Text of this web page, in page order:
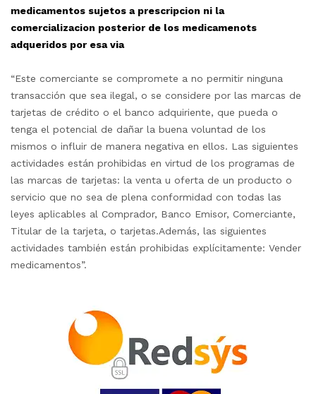
medicamentos sujetos a prescripcion ni la
comercializacion posterior de los medicamenots
adqueridos por esa via
“Este comerciante se compromete a no permitir ninguna
transacción que sea ilegal, o se considere por las marcas de
tarjetas de crédito o el banco adquiriente, que pueda o
tenga el potencial de dañar la buena voluntad de los
mismos o influir de manera negativa en ellos. Las siguientes
actividades están prohibidas en virtud de los programas de
las marcas de tarjetas: la venta u oferta de un producto o
servicio que no sea de plena conformidad con todas las
leyes aplicables al Comprador, Banco Emisor, Comerciante,
Titular de la tarjeta, o tarjetas.Además, las siguientes
actividades también están prohibidas explícitamente: Vender
medicamentos”.